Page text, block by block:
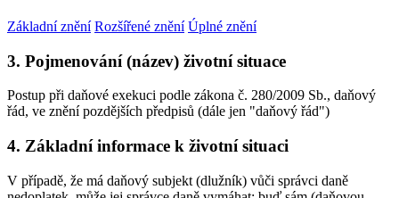
Základní znění Rozšířené znění Úplné znění
3. Pojmenování (název) životní situace
Postup při daňové exekuci podle zákona č. 280/2009 Sb., daňový
řád, ve znění pozdějších předpisů (dále jen "daňový řád")
4. Základní informace k životní situaci
V případě, že má daňový subjekt (dlužník) vůči správci daně